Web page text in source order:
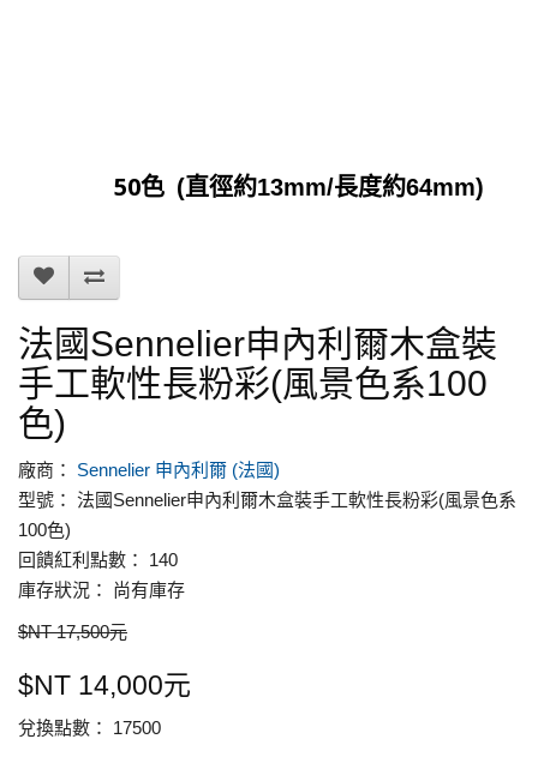
50色 (直徑約13mm/長度約64mm)
法國Sennelier申內利爾木盒裝
手工軟性長粉彩(風景色系100
色)
廠商： Sennelier 申內利爾 (法國)
型號： 法國Sennelier申內利爾木盒裝手工軟性長粉彩(風景色系
100色)
回饋紅利點數： 140
庫存狀況： 尚有庫存
$NT 17,500元
$NT 14,000元
兌換點數： 17500